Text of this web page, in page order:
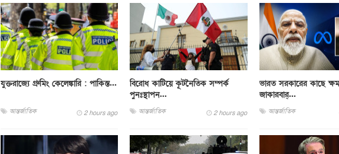
যুক্তরাজ্যে গ্রুমিং কেলেঙ্কারি : পাকিস্ত...
আন্তর্জাতিক 2 hours ago
বিরোধ কাটিয়ে কূটনৈতিক সম্পর্ক
পুনঃস্থাপন...
আন্তর্জাতিক 2 hours ago
ভারত সরকারের কাছে
জাকারবার্...
আন্তর্জাতিক